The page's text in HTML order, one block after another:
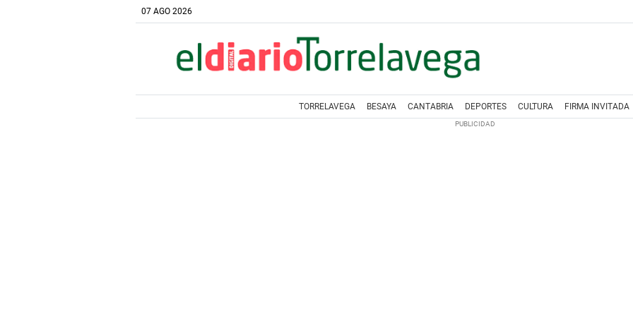
07 AGO 2026
TORRELAVEGA BESAYA CANTABRIA DEPORTES CULTURA FIRMA INVITADA